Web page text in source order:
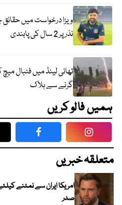
ویزا درخواست میں حقائق
نذر پر 2 سال کی پابندی
تھائی لینڈ میں فٹبال
گرنے سے ہلاک
ہمیں فالو کریں
Facebook
متعلقہ خبریں
امریکا ایران سے نمٹنے
صدر